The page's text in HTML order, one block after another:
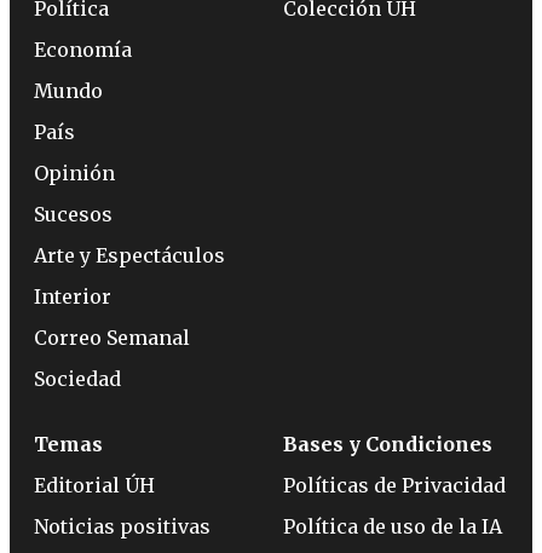
Política
Economía
Mundo
País
Opinión
Sucesos
Arte y Espectáculos
Interior
Correo Semanal
Sociedad
Colección ÚH
Temas
Editorial ÚH
Noticias positivas
Bases y Condiciones
Políticas de Privacidad
Política de uso de la IA